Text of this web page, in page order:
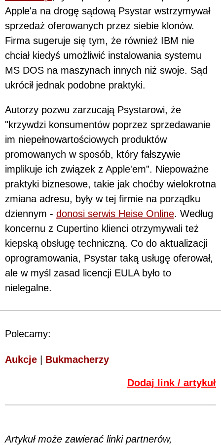
Apple'a na drogę sądową Psystar wstrzymywał
sprzedaż oferowanych przez siebie klonów.
Firma sugeruje się tym, że również IBM nie
chciał kiedyś umożliwić instalowania systemu
MS DOS na maszynach innych niż swoje. Sąd
ukrócił jednak podobne praktyki.
Autorzy pozwu zarzucają Psystarowi, że
"krzywdzi konsumentów poprzez sprzedawanie
im niepełnowartościowych produktów
promowanych w sposób, który fałszywie
implikuje ich związek z Apple'em”. Niepoważne
praktyki biznesowe, takie jak choćby wielokrotna
zmiana adresu, były w tej firmie na porządku
dziennym - donosi serwis Heise Online. Według
koncernu z Cupertino klienci otrzymywali też
kiepską obsługę techniczną. Co do aktualizacji
oprogramowania, Psystar taką usługę oferował,
ale w myśl zasad licencji EULA było to
nielegalne.
Polecamy:
Aukcje Bukmacherzy
Dodaj link / artykuł
Artykuł może zawierać linki partnerów,